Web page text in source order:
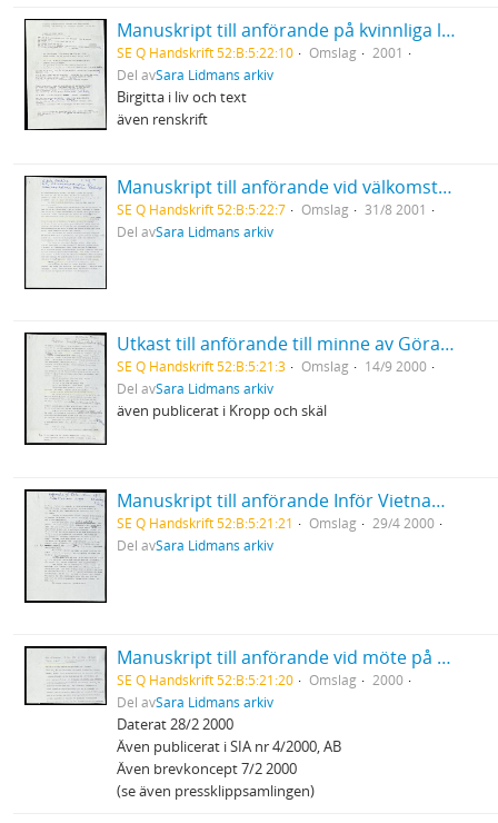
Manuskript till anförande på kvinnliga litteraturvetares konferens med Birgitta Holms 65-års dag som anledning för semenariet
SE Q Handskrift 52:B:5:22:10 Omslag
2001
Del avSara Lidmans arkiv
Birgitta i liv och text
även renskrift
Manuskript till anförande vid välkomstceremoni för lärarhögskolans första årskurs (Aula Nordica, Umeå)
SE Q Handskrift 52:B:5:22:7 Omslag
31/8 2001
Del avSara Lidmans arkiv
Utkast till anförande till minne av Göran Tunström "Göran Tunströms andra hjärna" Musikhögskolan Göteborg
SE Q Handskrift 52:B:5:21:3 Omslag
14/9 2000
Del avSara Lidmans arkiv
även publicerat i Kropp och skäl
Manuskript till anförande Inför Vietnams seger - 25 årsdagen Katasalen ABF
SE Q Handskrift 52:B:5:21:21 Omslag
29/4 2000
Del avSara Lidmans arkiv
Manuskript till anförande vid möte på Palmedagen "Vad kan vi göra?" Internationell solidaritet och vårt ansvar
SE Q Handskrift 52:B:5:21:20 Omslag
2000
Del avSara Lidmans arkiv
Daterat 28/2 2000
Även publicerat i SIA nr 4/2000, AB
Även brevkoncept 7/2 2000
(se även pressklippsamlingen)